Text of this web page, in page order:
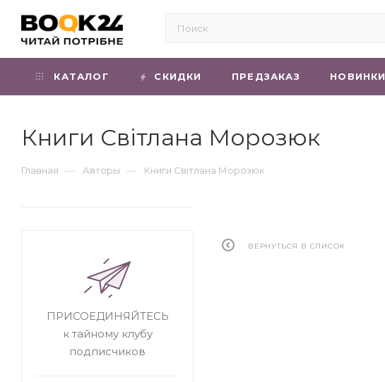
КАТАЛОГ СКИДКИ ПРЕДЗАКАЗ НОВИНКИ
Книги Світлана Морозюк
Главная — Авторы — Книги Світлана Морозюк
ВЕРНУТЬСЯ В СПИСОК
ПРИСОЕДИНЯЙТЕСЬ
к тайному клубу
подписчиков